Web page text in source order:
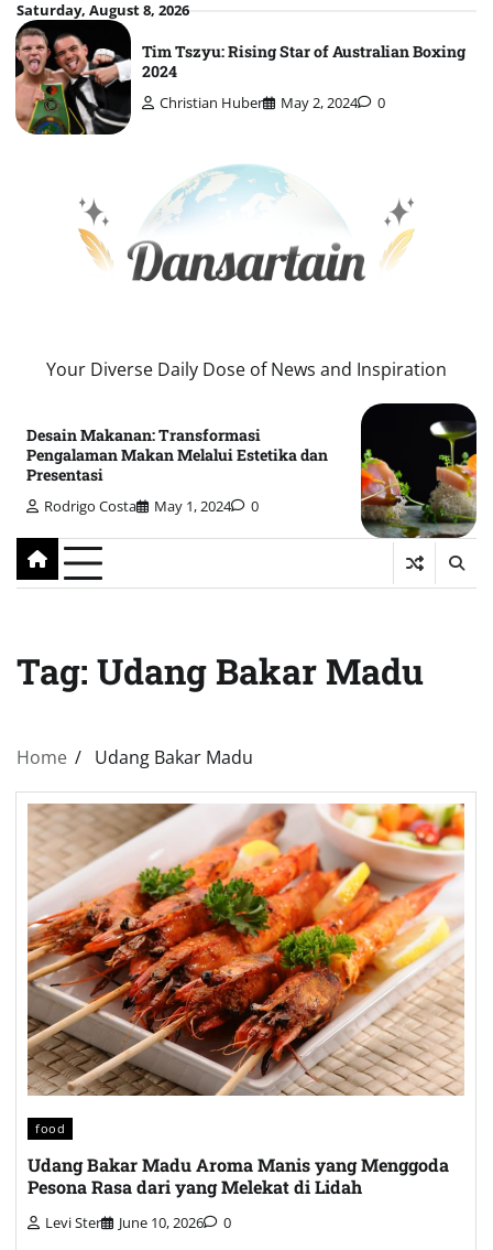
Skip
to
content
Saturday, August 8, 2026
Tim Tszyu: Rising Star of Australian Boxing
2024
Christian Huber May 2, 2024 0
Your Diverse Daily Dose of News and Inspiration
Desain Makanan: Transformasi
Pengalaman Makan Melalui Estetika dan
Presentasi
Rodrigo Costa May 1, 2024 0
Tag: Udang Bakar Madu
Home Udang Bakar Madu
food
Udang Bakar Madu Aroma Manis yang Menggoda
Pesona Rasa dari yang Melekat di Lidah
Levi Ster June 10, 2026 0